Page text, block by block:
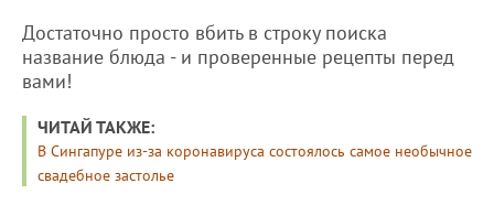
Достаточно просто вбить в строку поиска
название блюда - и проверенные рецепты перед
вами!
ЧИТАЙ ТАКЖЕ:
В Сингапуре из-за коронавируса состоялось самое необычное
свадебное застолье